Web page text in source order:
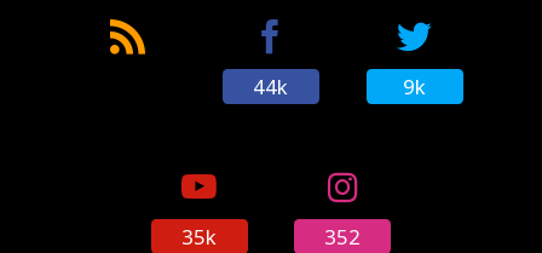
44k 9k
35k 352